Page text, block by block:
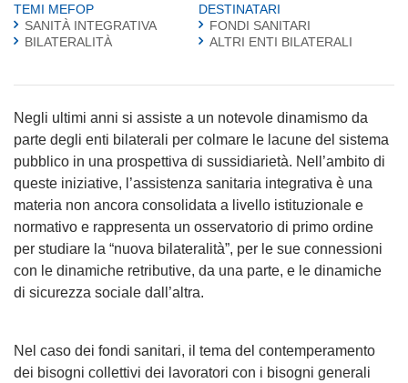
TEMI MEFOP
SANITÀ INTEGRATIVA
BILATERALITÀ
DESTINATARI
FONDI SANITARI
ALTRI ENTI BILATERALI
Negli ultimi anni si assiste a un notevole dinamismo da
parte degli enti bilaterali per colmare le lacune del sistema
pubblico in una prospettiva di sussidiarietà. Nell’ambito di
queste iniziative, l’assistenza sanitaria integrativa è una
materia non ancora consolidata a livello istituzionale e
normativo e rappresenta un osservatorio di primo ordine
per studiare la “nuova bilateralità”, per le sue connessioni
con le dinamiche retributive, da una parte, e le dinamiche
di sicurezza sociale dall’altra.
Nel caso dei fondi sanitari, il tema del contemperamento
dei bisogni collettivi dei lavoratori con i bisogni generali